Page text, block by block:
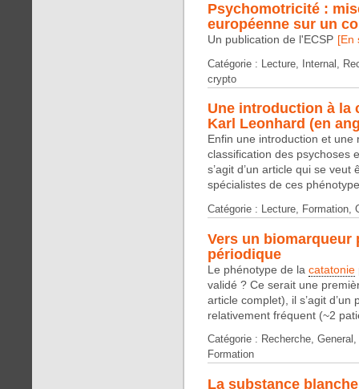
Psychomotricité :
européenne sur un
Un publication de l'ECSP [En
Catégorie : Lecture, Internal,
crypto
Une introduction à la
Karl Leonhard (en
Enfin une introduction et une
classification des psychoses
s’agit d’un article qui se
spécialistes de ces
Catégorie : Lecture, Formation,
Vers un biomarqueur
périodique
Le phénotype de la catatonie
validé ? Ce serait une
article complet), il s’agit
relativement fréquent (~2
Catégorie : Recherche,
Formation
La substance